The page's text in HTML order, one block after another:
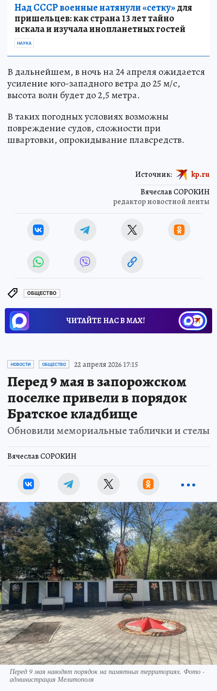
Над СССР военные натянули «сетку»для
пришельцев: как страна 13 лет тайно
искала и изучала инопланетных гостей
НАУКА
В дальнейшем, в ночь на 24 апреля ожидается
усиление юго-западного ветра до 25 м/с,
высота волн будет до 2,5 метра.
В таких погодных условиях возможны
повреждение судов, сложности при
швартовки, опрокидывание плавсредств.
Вячеслав СОРОКИН
редактор новостной ленты
Источник: kp.ru
ОБЩЕСТВО
ЧИТАЙТЕ НАС В МАХ!
НОВОСТИ ОБЩЕСТВО 22 апреля 2026 17:15
Перед 9 мая в запорожском
поселке привели в порядок
Братское кладбище
Обновили мемориальные таблички и стелы
Вячеслав СОРОКИН
Перед 9 мая наводят порядок на памятных территориях. Фото -
администрация Мелитополя